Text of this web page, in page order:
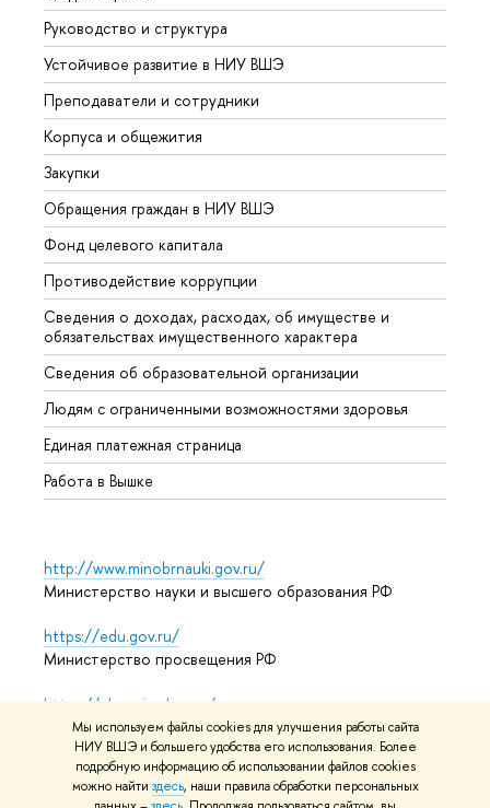
Мы используем файлы cookies для улучшения работы сайта
НИУ ВШЭ и большего удобства его использования. Более
подробную информацию об использовании файлов cookies
можно найти здесь, наши правила обработки персональных
Руководство и структура
Устойчивое развитие в НИУ ВШЭ
Преподаватели и сотрудники
Корпуса и общежития
Закупки
Обращения граждан в НИУ ВШЭ
Фонд целевого капитала
Противодействие коррупции
Сведения о доходах, расходах, об имуществе и
обязательствах имущественного характера
Сведения об образовательной организации
Людям с ограниченными возможностями здоровья
Единая платежная страница
Работа в Вышке
http://www.minobrnauki.gov.ru/
Министерство науки и высшего образования РФ
https://edu.gov.ru/
Министерство просвещения РФ
https://elearning.hse.ru/mooc
Массовые открытые онлайн-курсы